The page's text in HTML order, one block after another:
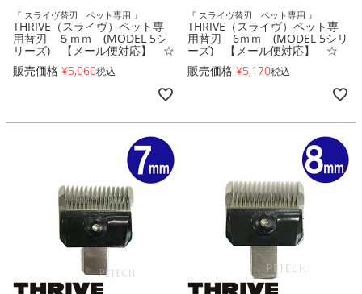
『 スライヴ替刃 ペット専用 』
THRIVE（スライヴ）ペット専
用替刃 ５ｍｍ (MODEL 5シ
リーズ) 【メール便対応】 ☆
販売価格 ¥5,060税込
『 スライヴ替刃 ペット専用 』
THRIVE（スライヴ）ペット専
用替刃 6ｍｍ (MODEL 5シリ
ーズ) 【メール便対応】 ☆
販売価格 ¥5,170税込